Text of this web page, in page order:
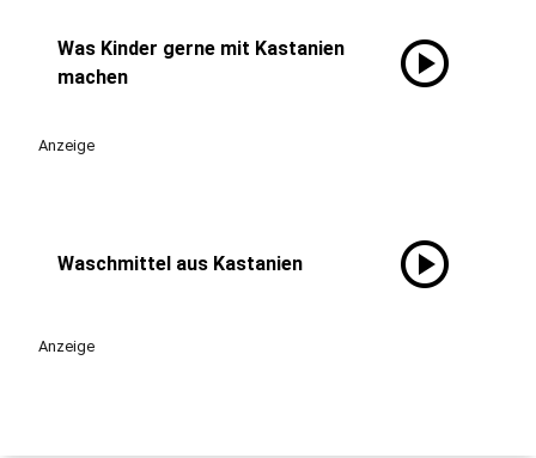
Was Kinder gerne mit Kastanien
machen
play_circle
Anzeige
Waschmittel aus Kastanien play_circle
Anzeige